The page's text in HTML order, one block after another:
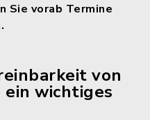
Sie vorab Termine
von
wichtiges